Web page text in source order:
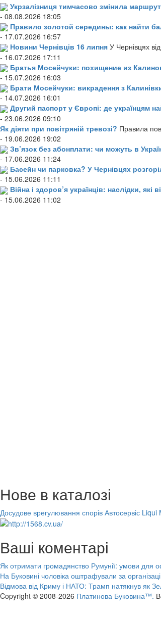
Укрзалізниця тимчасово змінила
- 08.08.2026 18:05
Правило золотой середины: как найти
- 17.07.2026 16:57
Новини Чернівців 16 липня У Чернівцях
- 16.07.2026 17:11
Братья Мосейчуки: похищение из
- 15.07.2026 16:03
Брати Мосейчуки: викрадення з
- 14.07.2026 16:01
Другий паспорт у Європі: де українцям
- 23.06.2026 09:10
Як діяти при повітряній тревозі? Правила
- 19.06.2026 19:02
Зв’язок без абонплати: чи можуть в
- 17.06.2026 11:24
Басейн чи парковка? У Чернівцях
- 15.06.2026 11:11
Війна і здоров’я українців: наслідки,
- 15.06.2026 11:02
Нове в каталозі
Досудове врегулювання спорів Автосервіс Liqui
Ваші коментарі
Як отримати громадянство Румунії: умови для
На Буковині чоловіка оштрафували за
Відмова від Криму і НАТО: Трамп натякнув як
Copyright © 2008-2026 Платинова Буковина™.